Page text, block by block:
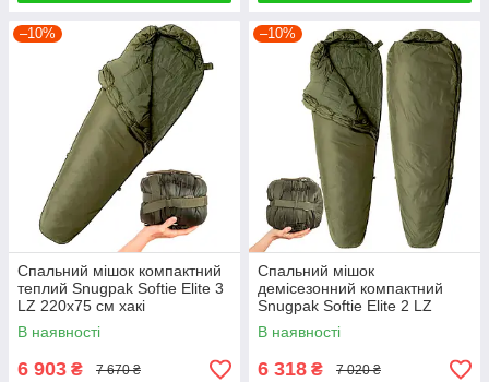
–10%
Спальний мішок компактний
теплий Snugpak Softie Elite 3
LZ 220х75 см хакі
В наявності
6 903 ₴ 7 670 ₴
–10%
Спальний мішок
демісезонний компактний
Snugpak Softie Elite 2 LZ
В наявності
6 318 ₴ 7 020 ₴